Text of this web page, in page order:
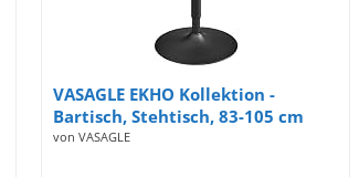
VASAGLE EKHO Kollektion -
Bartisch, Stehtisch, 83-105 cm
höhenverstellbar, Bistrotisch,
von VASAGLE